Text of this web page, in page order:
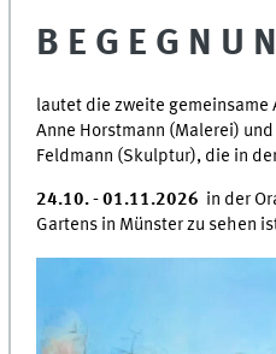
B E G E G N U
lautet die zweite gemeinsame
Anne Horstmann (Malerei)
Feldmann (Skulptur), die in
24.10. - 01.11.2026 in der
Gartens in Münster zu sehen